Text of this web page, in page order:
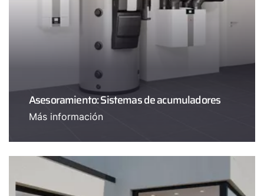
Asesoramiento: Sistemas de acumuladores
Más información